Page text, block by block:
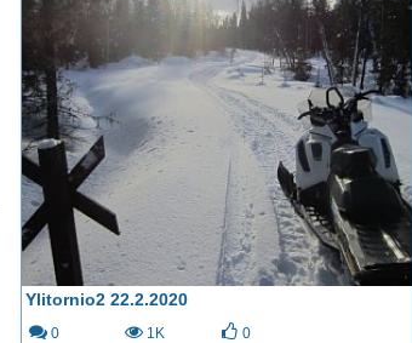
Ylitornio2 22.2.2020
0 1K 0